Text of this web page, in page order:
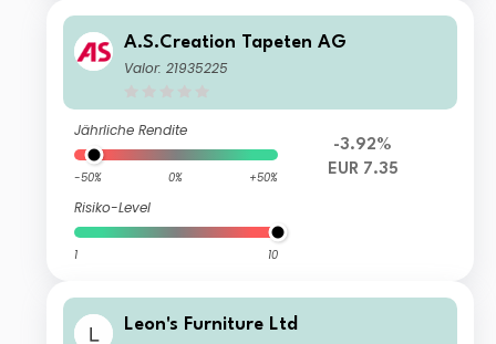
A.S.Creation Tapeten AG
Valor: 21935225
Jährliche Rendite
-50% 0% +50%
Risiko-Level
1 10
-3.92%
EUR 7.35
Leon's Furniture Ltd